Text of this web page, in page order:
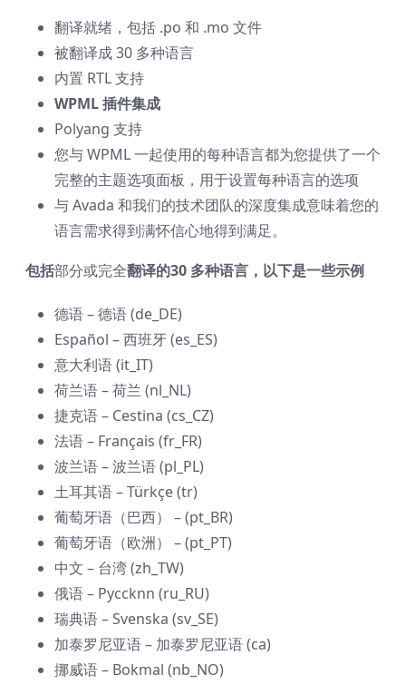
翻译就绪，包括 .po 和 .mo 文件
被翻译成 30 多种语言
内置 RTL 支持
WPML 插件集成
Polyang 支持
您与 WPML 一起使用的每种语言都为您提供了一个
完整的主题选项面板，用于设置每种语言的选项
与 Avada 和我们的技术团队的深度集成意味着您的
语言需求得到满怀信心地得到满足。
包括部分或完全翻译的30 多种语言 ，以下是一些示例
德语 – 德语 (de_DE)
Español – 西班牙 (es_ES)
意大利语 (it_IT)
荷兰语 – 荷兰 (nl_NL)
捷克语 – Cestina (cs_CZ)
法语 – Français (fr_FR)
波兰语 – 波兰语 (pl_PL)
土耳其语 – Türkçe (tr)
葡萄牙语（巴西） – (pt_BR)
葡萄牙语（欧洲） – (pt_PT)
中文 – 台湾 (zh_TW)
俄语 – Pyccknn (ru_RU)
瑞典语 – Svenska (sv_SE)
加泰罗尼亚语 – 加泰罗尼亚语 (ca)
挪威语 – Bokmal (nb_NO)